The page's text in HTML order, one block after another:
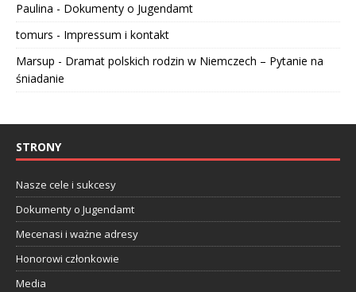
Paulina - Dokumenty o Jugendamt
tomurs - Impressum i kontakt
Marsup - Dramat polskich rodzin w Niemczech – Pytanie na
śniadanie
STRONY
Nasze cele i sukcesy
Dokumenty o Jugendamt
Mecenasi i ważne adresy
Honorowi członkowie
Media